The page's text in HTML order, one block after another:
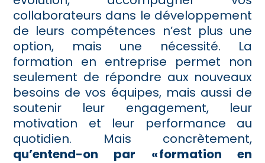
collaborateurs dans le développement
de leurs compétences n’est plus une
option, mais une nécessité. La
formation en entreprise permet non
seulement de répondre aux nouveaux
besoins de vos équipes, mais aussi de
soutenir leur engagement, leur
motivation et leur performance au
quotidien. Mais concrètement,
qu’entend-on par « formation en